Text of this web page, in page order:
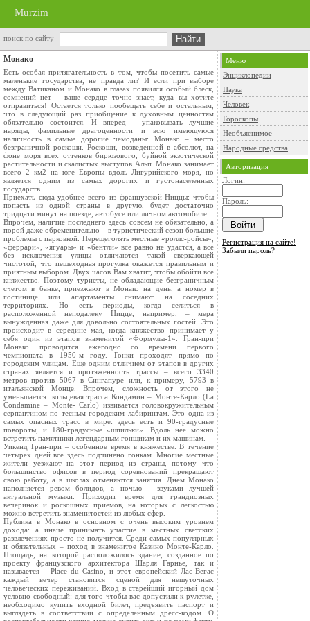
Murzim
поиск по сайту
Монако
Есть особая притягательность в том, чтобы посетить самые
маленькие государства, не правда ли? И если при выборе
между Ватиканом и Монако в глазах появился особый блеск,
сомнений нет – ваше сердце точно знает, куда вы хотите
отправиться! Остается только пообещать себе и остальным,
что в следующий раз приобщение к духовным ценностям
обязательно состоится. И вперед – упаковывать лучшие
наряды, фамильные драгоценности и всю имеющуюся
наличность в самые дорогие чемоданы: Монако – место
безграничной роскоши. Роскоши, возведенной в абсолют, на
фоне моря всех оттенков бирюзового, буйной экзотической
растительности и скалистых выступов Альп. Монако занимает
всего 2 км2 на юге Европы вдоль Лигурийского моря, но
является одним из самых дорогих и густонаселенных
государств.
Приехать сюда удобнее всего из французской Ниццы: чтобы
попасть из одной страны в другую, будет достаточно
тридцати минут на поезде, автобусе или личном автомобиле.
Впрочем, наличие последнего здесь совсем не обязательно, а
порой даже обременительно – в туристический сезон большие
проблемы с парковкой. Перещеголять местные «роллс-ройсы»,
«феррари», «ягуары» и «бентли» все равно не удастся, а все
без исключения улицы отличаются такой сверкающей
чистотой, что пешеходная прогулка окажется правильным и
приятным выбором. Двух часов Вам хватит, чтобы обойти все
княжество. Поэтому туристы, не обладающие безграничным
счетом в банке, приезжают в Монако на день, а номер в
гостинице или апартаменты снимают на соседних
территориях. Но есть периоды, когда селиться в
расположенной неподалеку Ницце, например, – мера
вынужденная даже для довольно состоятельных гостей. Это
происходит в середине мая, когда княжество принимает у
себя один из этапов знаменитой «Формулы-1». Гран-при
Монако проводится ежегодно со времени первого
чемпионата в 1950-м году. Гонки проходят прямо по
городским улицам. Еще одним отличием от этапов в других
странах является и протяженность трассы – всего 3340
метров против 5067 в Сингапуре или, к примеру, 5793 в
итальянской Монце. Впрочем, сложность от этого не
уменьшается: кольцевая трасса Кондамин – Монте-Карло (La
Condamine – Monte- Carlo) извивается головокружительным
серпантином по тесным городским лабиринтам. Это одна из
самых опасных трасс в мире: здесь есть и 90-градусные
повороты, и 180-градусные «шпильки». Вдоль нее можно
встретить памятники легендарным гонщикам и их машинам.
Уикенд Гран-при – особенное время в княжестве. В течение
четырех дней все здесь подчинено гонкам. Многие местные
жители уезжают на этот период из страны, потому что
большинство офисов в период соревнований прекращают
свою работу, а в школах отменяются занятия. Днем Монако
наполняется ревом болидов, а ночью – звуками лучшей
актуальной музыки. Приходит время для грандиозных
вечеринок и роскошных приемов, на которых с легкостью
можно встретить знаменитостей из любых сфер.
Публика в Монако в основном с очень высоким уровнем
дохода: а иначе принимать участие в местных светских
развлечениях просто не получится. Среди самых популярных
и обязательных – поход в знаменитое Казино Монте-Карло.
Площадь, на которой расположилось здание, созданное по
проекту французского архитектора Шарля Гарнье, так и
называется – Place du Casino, и этот европейский Лас-Вегас
каждый вечер становится сценой для нешуточных
человеческих переживаний. Вход в старейший игорный дом
условно свободный: для того чтобы вас допустили к рулетке,
необходимо купить входной билет, предъявить паспорт и
выглядеть в соответствии с определенным дресс-кодом. О
Меню
Энциклопедии
Наука
Человек
Гороскопы
Необъяснимое
Народные средства
Авторизация
Логин:
Пароль:
Регистрация на сайте!
Забыли пароль?